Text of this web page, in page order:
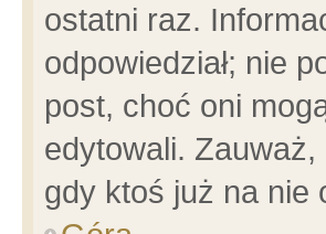
ostatni raz.
odpowiedział; nie
post, choć oni
edytowali.
gdy ktoś już na nie